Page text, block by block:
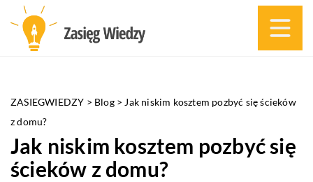
ZASIEGWIEDZY > Blog> Jak niskim kosztem pozbyć się ścieków
z domu?
Jak niskim kosztem pozbyć się
ścieków z domu?